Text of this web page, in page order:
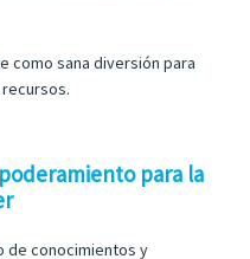
como sana diversión para
para la
de conocimientos y